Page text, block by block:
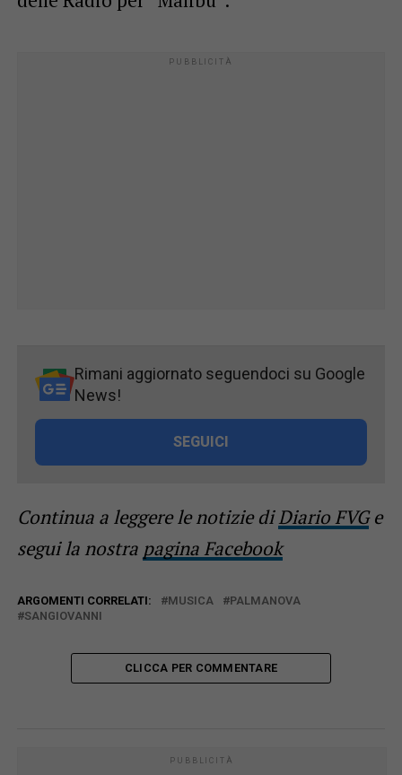
Rimani aggiornato seguendoci su Google
News!
SEGUICI
Continua a leggere le notizie diDiario FVGe
segui la nostra pagina Facebook
ARGOMENTI CORRELATI: MUSICA
PALMANOVA
SANGIOVANNI
CLICCA PER COMMENTARE
PUBBLICITÀ